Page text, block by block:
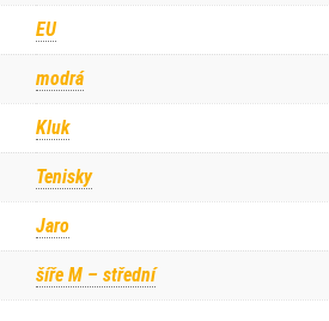
EU
modrá
Kluk
Tenisky
Jaro
šíře M – střední